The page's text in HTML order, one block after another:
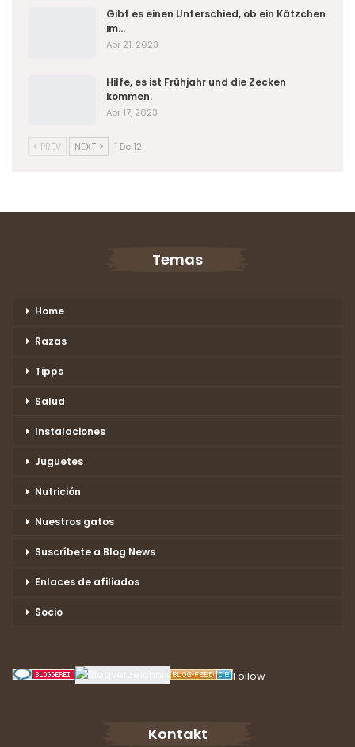
Gibt es einen Unterschied, ob ein Kätzchen
im…
Abr 21, 2023
Hilfe, es ist Frühjahr und die Zecken
kommen.
Abr 17, 2023
PREV NEXT 1 De 12
Temas
Home
Razas
Tipps
Salud
Instalaciones
Juguetes
Nutrición
Nuestros gatos
Suscríbete a Blog News
Enlaces de afiliados
Socio
Follow
Kontakt